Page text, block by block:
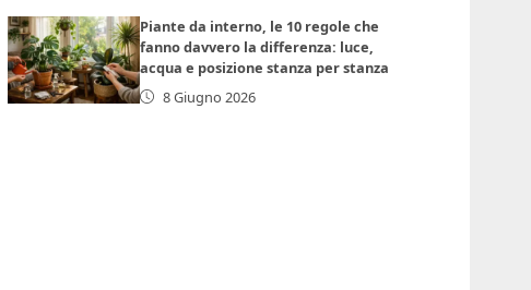
Piante da interno, le 10 regole che
fanno davvero la differenza: luce,
acqua e posizione stanza per stanza
8 Giugno 2026